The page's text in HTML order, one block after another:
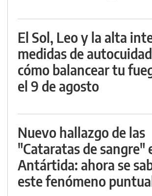
El Sol, Leo y la alta
medidas de
cómo balancear tu
el 9 de agosto
Nuevo hallazgo de las
"Cataratas de sangre"
Antártida: ahora se
este fenómeno